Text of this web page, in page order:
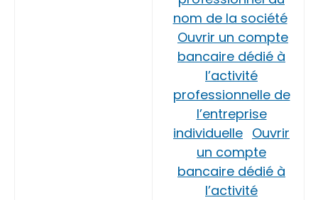
nom de la société
Ouvrir un compte
bancaire dédié à
l’activité
professionnelle de
l’entreprise
individuelle Ouvrir
un compte
bancaire dédié à
l’activité